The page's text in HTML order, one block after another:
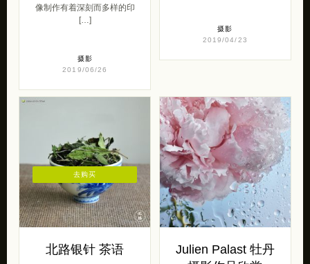
像制作有着深刻而多样的印
[…]
摄影
2019/06/26
摄影
2019/04/23
北路银针 茶语
去购买
Julien Palast 牡丹